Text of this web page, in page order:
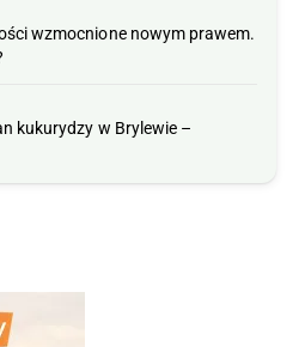
wzmocnione nowym prawem.
kukurydzy w Brylewie –